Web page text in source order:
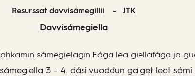
Resurssat davvisámegillii JTK
Davvisámegiella
sámegielagin.Fága lea giellafága ja
3 – 4. dási vuođđun galget leat